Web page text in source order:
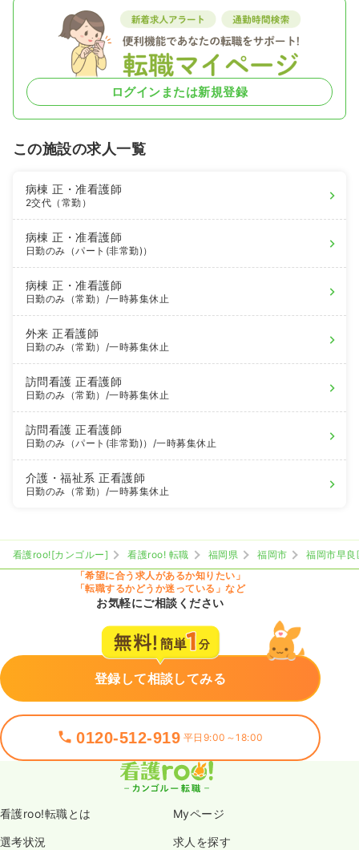
ログインまたは新規登録
この施設の求人一覧
病棟正・准看護師
2交代（常勤）
病棟正・准看護師
日勤のみ（パート(非常勤)）
病棟正・准看護師
日勤のみ（常勤） /一時募集休止
外来正看護師
日勤のみ（常勤） /一時募集休止
訪問看護正看護師
日勤のみ（常勤） /一時募集休止
訪問看護正看護師
日勤のみ（パート(非常勤)） /一時募集休止
介護・福祉系正看護師
日勤のみ（常勤） /一時募集休止
看護roo![カンゴルー] 看護roo! 転職 福岡県 福岡市
福岡市早良
「希望に合う求人があるか知りたい」
「転職するかどうか迷っている」など
お気軽にご相談ください
登録して相談してみる
0120-512-919 平日9:00～18:00
看護roo!転職とは Myページ
選考状況 求人を探す